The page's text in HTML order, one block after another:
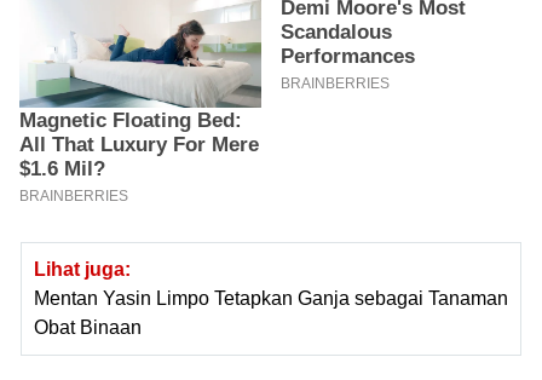
Lihat juga:
Mentan Yasin Limpo Tetapkan Ganja sebagai Tanaman
Obat Binaan